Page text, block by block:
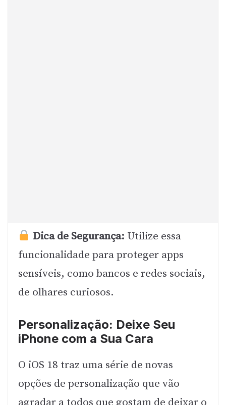
Dica de Segurança: Utilize essa
funcionalidade para proteger apps
sensíveis, como bancos e redes sociais,
de olhares curiosos.
Personalização: Deixe Seu
iPhone com a Sua Cara
O iOS 18 traz uma série de novas
opções de personalização que vão